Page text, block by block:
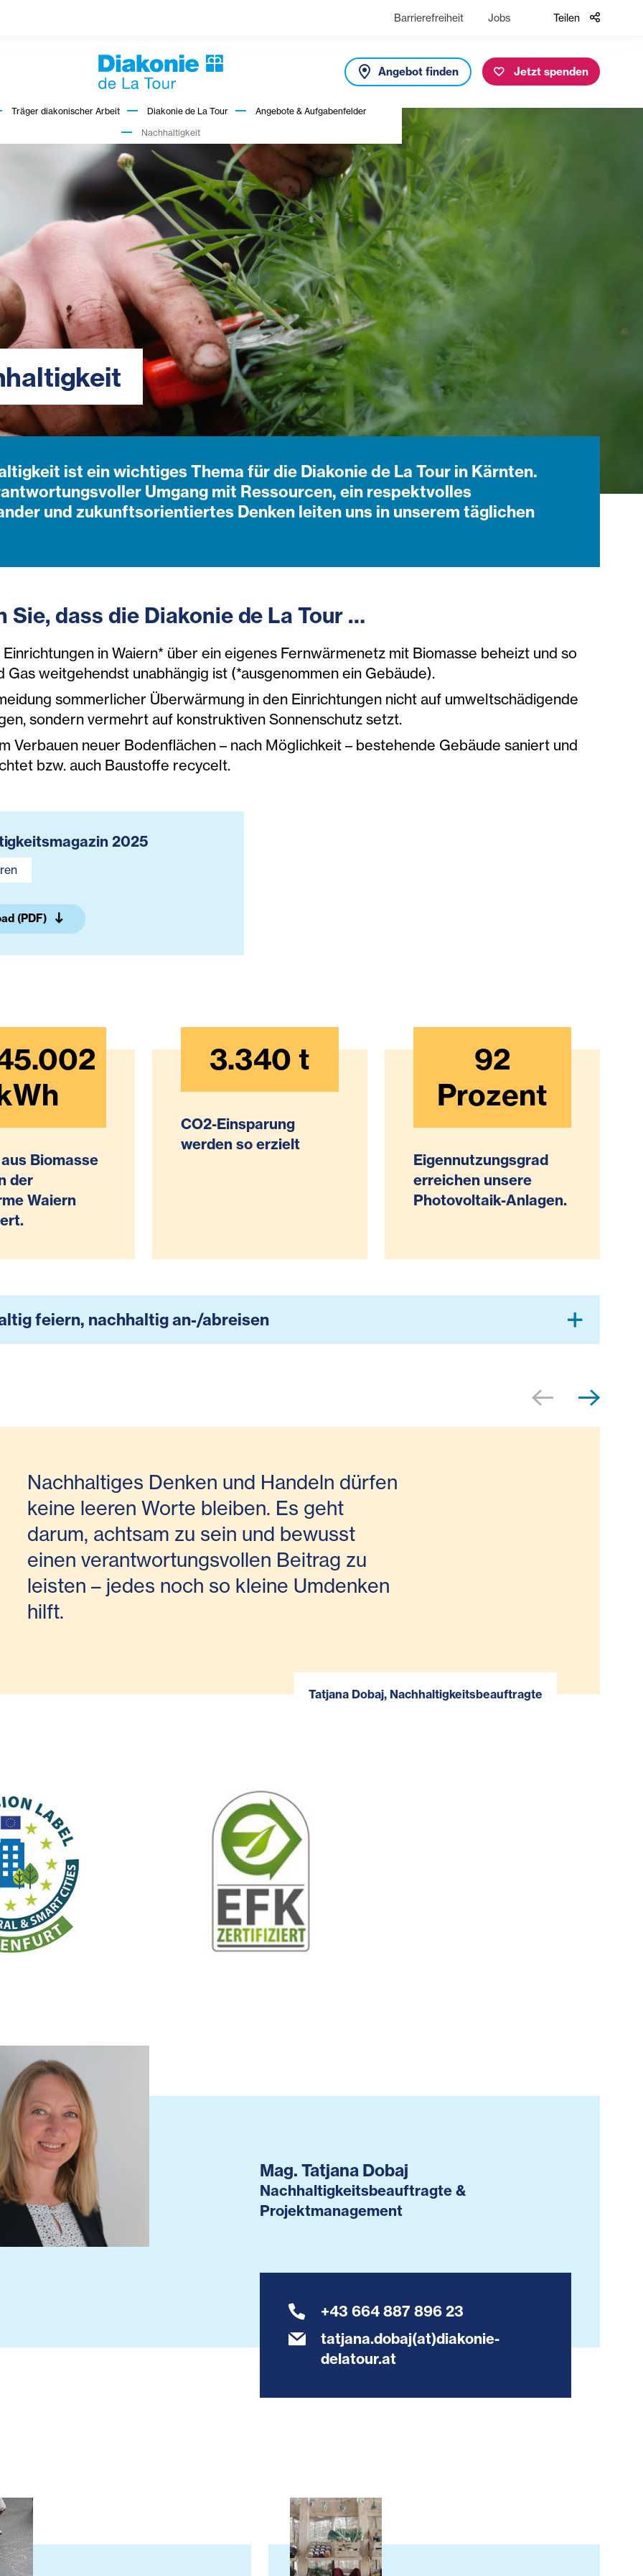
Barrierefreiheit Jobs Teilen
Angebot finden Jetzt spenden
Träger diakonischer Arbeit Diakonie de La Tour
Angebote & Aufgabenfelder
Nachhaltigkeit
ist ein wichtiges Thema für die Diakonie de La Tour in Kärnten.
Umgang mit Ressourcen, ein respektvolles
und zukunftsorientiertes Denken leiten uns in unserem täglichen
Sie, dass die Diakonie de La Tour …
in Waiern* über ein eigenes Fernwärmenetz mit Biomasse beheizt und so
Gas weitgehendst unabhängig ist (*ausgenommen ein Gebäude).
sommerlicher Überwärmung in den Einrichtungen nicht auf umweltschädigende
sondern vermehrt auf konstruktiven Sonnenschutz setzt.
Verbauen neuer Bodenflächen – nach Möglichkeit – bestehende Gebäude saniert und
bzw. auch Baustoffe recycelt.
2025
(PDF)
Biomasse
der
Waiern
3.340 t
CO2-Einsparung
werden so erzielt
92
Prozent
Eigennutzungsgrad
erreichen unsere
Photovoltaik-Anlagen.
feiern, nachhaltig an-/abreisen
Nachhaltiges Denken und Handeln dürfen
keine leeren Worte bleiben. Es geht
darum, achtsam zu sein und bewusst
einen verantwortungsvollen Beitrag zu
leisten – jedes noch so kleine Umdenken
hilft.
Tatjana Dobaj, Nachhaltigkeitsbeauftragte
Mag. Tatjana Dobaj
Nachhaltigkeitsbeauftragte &
Projektmanagement
+43 664 887 896 23
tatjana.dobaj(at)diakonie-
delatour.at